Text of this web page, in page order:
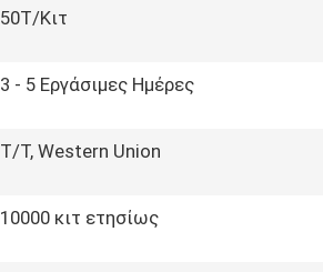
50Τ/Κιτ
3 - 5 Εργάσιμες Ημέρες
T/T, Western Union
10000 κιτ ετησίως